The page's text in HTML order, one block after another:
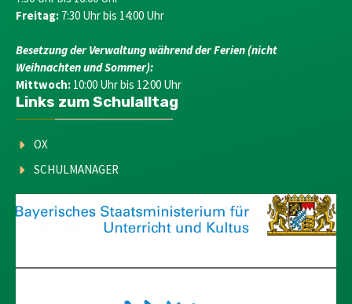
Freitag: 7:30 Uhr bis 14:00 Uhr
Besetzung der Verwaltung während der Ferien (nicht
Weihnachten und Sommer):
Mittwoch: 10:00 Uhr bis 12:00 Uhr
Links zum Schulalltag
OX
SCHULMANAGER